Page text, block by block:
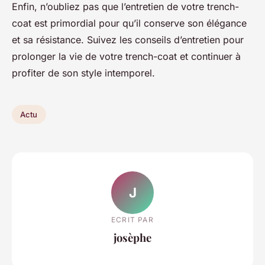
Enfin, n’oubliez pas que l’entretien de votre trench-
coat est primordial pour qu’il conserve son élégance
et sa résistance. Suivez les conseils d’entretien pour
prolonger la vie de votre trench-coat et continuer à
profiter de son style intemporel.
Actu
J
ECRIT PAR
josèphe